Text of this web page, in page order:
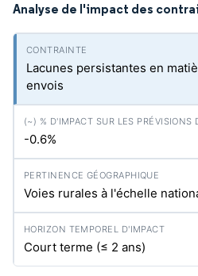
Analyse de l'impact des
Lacunes persistantes en
envois
-0.6%
Voies rurales à l'échelle
Court terme (≤ 2 ans)